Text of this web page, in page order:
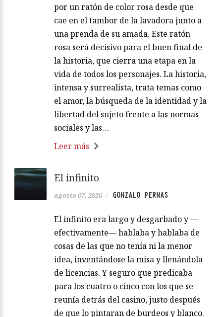
por un ratón de color rosa desde que
cae en el tambor de la lavadora junto a
una prenda de su amada. Este ratón
rosa será decisivo para el buen final de
la historia, que cierra una etapa en la
vida de todos los personajes. La historia,
intensa y surrealista, trata temas como
el amor, la búsqueda de la identidad y la
libertad del sujeto frente a las normas
sociales y las…
Leer más
El infinito
agosto 07, 2026 / GONZALO PERNAS
El infinito era largo y desgarbado y —
efectivamente— hablaba y hablaba de
cosas de las que no tenía ni la menor
idea, inventándose la misa y llenándola
de licencias. Y seguro que predicaba
para los cuatro o cinco con los que se
reunía detrás del casino, justo después
de que lo pintaran de burdeos y blanco.